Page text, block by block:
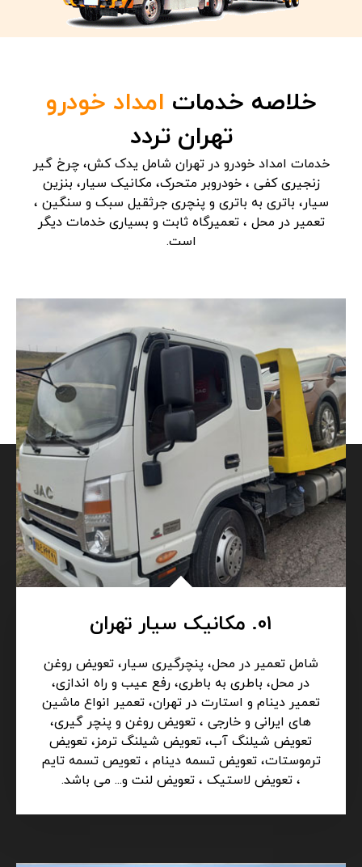
خلاصه خدمات امداد خودرو
تهران تردد
خدمات امداد خودرو در تهران شامل یدک کش، چرخ گیر
زنجیری کفی ، خودروبر متحرک، مکانیک سیار، بنزین
سیار، باتری به باتری و پنچری جرثقیل سبک و سنگین ،
تعمیر در محل ، تعمیرگاه ثابت و بسیاری خدمات دیگر
است.
01. مکانیک سیار تهران
شامل تعمیر در محل، پنچرگیری سیار، تعویض روغن
در محل، باطری به باطری، رفع عیب و راه اندازی،
تعمیر دینام و استارت در تهران، تعمیر انواع ماشین
های ایرانی و خارجی ، تعویض روغن و پنچر گیری،
تعویض شیلنگ آب، تعویض شیلنگ ترمز، تعویض
ترموستات، تعویض تسمه دینام ، تعویص تسمه تایم
، تعویض لاستیک ، تعویض لنت و... می باشد.